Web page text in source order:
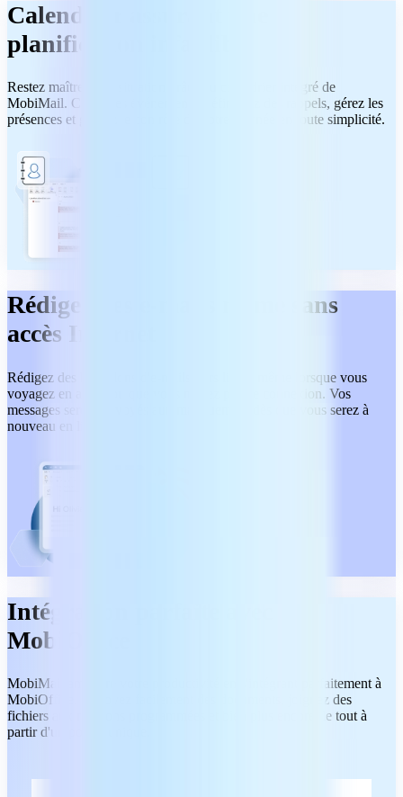
Calendrier assurant une
planification infaillible
Restez maître de la situation grâce au calendrier intégré de
MobiMail. Créez des événements, définissez des rappels, gérez les
présences et gardez le contrôle de votre journée en toute simplicité.
Rédigez des e-mails même sans
accès Internet
Rédigez des brouillons d'e-mails hors ligne, même lorsque vous
voyagez en avion ou que vous n'avez pas de connexion. Vos
messages seront envoyés automatiquement dès que vous serez à
nouveau en ligne.
Intégration parfaite avec
MobiOffice
MobiMail améliore votre productivité en s'intégrant parfaitement à
MobiOffice. Envoyez facilement des documents, joignez des
fichiers aux réunions programmées et bien plus encore, le tout à
partir d'un portail unique.